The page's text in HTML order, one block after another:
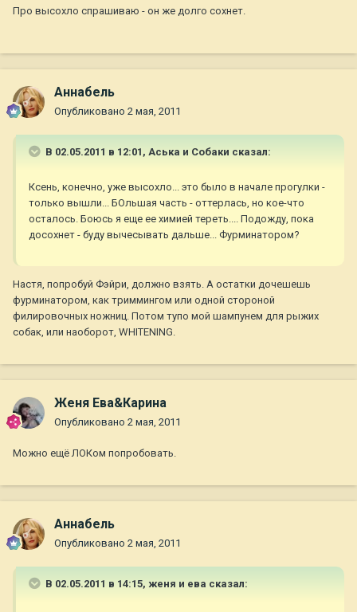
Про высохло спрашиваю - он же долго сохнет.
Aннaбель
Опубликовано 2 мая, 2011
В 02.05.2011 в 12:01, Аська и Собаки сказал:
Ксень, конечно, уже высохло... это было в начале прогулки -
только вышли... БОльшая часть - оттерлась, но кое-что
осталось. Боюсь я еще ее химией тереть.... Подожду, пока
досохнет - буду вычесывать дальше... Фурминатором?
Настя, попробуй Фэйри, должно взять. А остатки дочешешь
фурминатором, как триммингом или одной стороной
филировочных ножниц. Потом тупо мой шампунем для рыжих
собак, или наоборот, WHITENING.
Женя Ева&Карина
Опубликовано 2 мая, 2011
Можно ещё ЛОКом попробовать.
Aннaбель
Опубликовано 2 мая, 2011
В 02.05.2011 в 14:15, женя и ева сказал: